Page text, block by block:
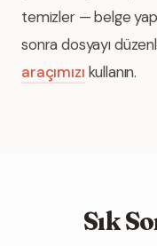
temizler — belge
sonra dosyayı
araçımızı kullanın.
Sık